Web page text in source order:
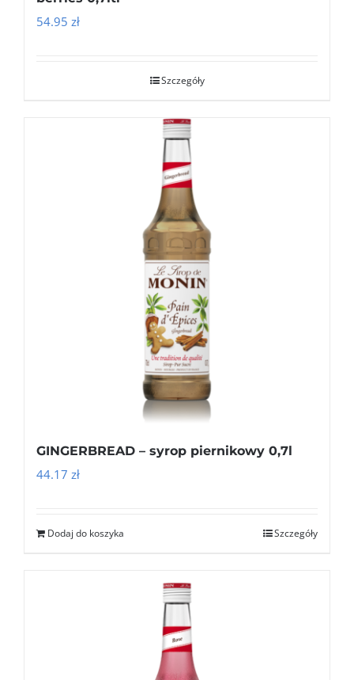
54.95 zł
Szczegóły
GINGERBREAD – syrop piernikowy 0,7l
44.17 zł
Dodaj do koszyka Szczegóły